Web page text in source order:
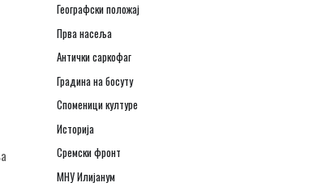
Географски положај
Прва насеља
Антички саркофаг
Градина на босуту
Споменици културе
Историја
Сремски фронт
МНУ Илијанум